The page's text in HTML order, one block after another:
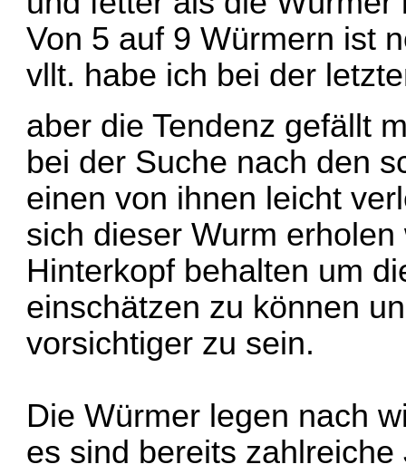
Von 5 auf 9 Würmern ist
vllt. habe ich bei der
aber die Tendenz gefällt
bei der Suche nach den
einen von ihnen leicht
sich dieser Wurm
Hinterkopf behalten um
einschätzen zu können
vorsichtiger zu sein.
Die Würmer legen nach
es sind bereits